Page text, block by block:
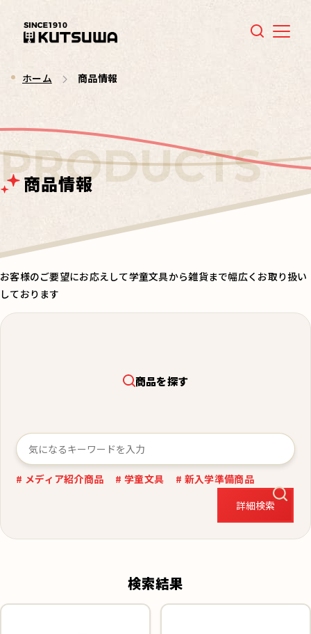
Menu
ホーム 商品情報
商品情報
お客様のご要望にお応えして学童文具から雑貨まで幅広くお取り扱い
しております
商品を探す
詳細検索
# メディア紹介商品 # 学童文具 # 新入学準備商品
検索結果